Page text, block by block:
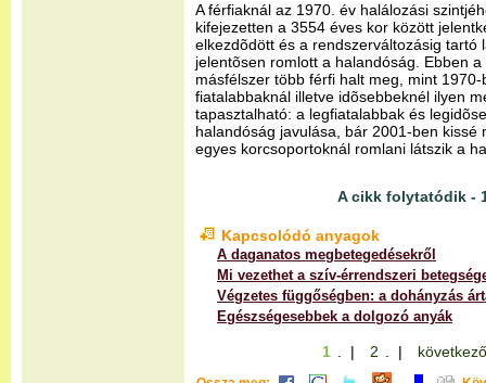
A férfiaknál az 1970. év halálozási
kifejezetten a 3554 éves kor között
elkezdõdött és a rendszerváltozásig tartó
jelentõsen romlott a halandóság. Ebben
másfélszer több férfi halt meg, mint
fiatalabbaknál illetve idõsebbeknél ilyen
tapasztalható: a legfiatalabbak és
halandóság javulása, bár 2001-ben kissé
egyes korcsoportoknál romlani látszik a
A cikk folytatódik -
Kapcsolódó anyagok
A daganatos megbetegedésekről
Mi vezethet a szív-érrendszeri
Végzetes függőségben: a dohányzás
Egészségesebbek a dolgozó anyák
1 . | 2 . |